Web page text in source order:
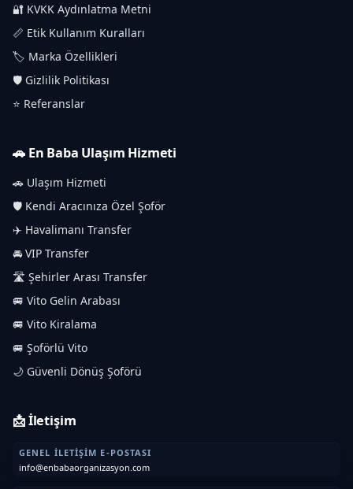
🔐 KVKK Aydınlatma Metni
📏 Etik Kullanım Kuralları
🏷️ Marka Özellikleri
🛡️ Gizlilik Politikası
⭐ Referanslar
🚗 En Baba Ulaşım Hizmeti
🚗 Ulaşım Hizmeti
🛡️ Kendi Aracınıza Özel Şoför
✈️ Havalimanı Transfer
🚘 VIP Transfer
🛣️ Şehirler Arası Transfer
🚐 Vito Gelin Arabası
🚐 Vito Kiralama
🚐 Şoförlü Vito
🌙 Güvenli Dönüş Şoförü
📩 İletişim
GENEL İLETIŞIM E-POSTASI
info@enbabaorganizasyon.com